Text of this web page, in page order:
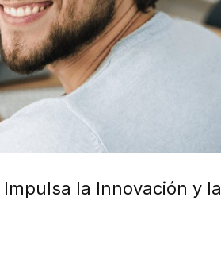
la Innovación y la